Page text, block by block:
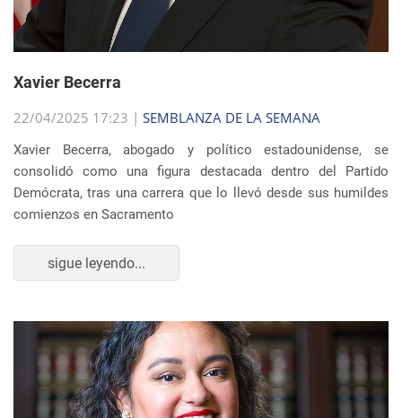
Xavier Becerra
22/04/2025 17:23 | SEMBLANZA DE LA SEMANA
Xavier Becerra, abogado y político estadounidense, se
consolidó como una figura destacada dentro del Partido
Demócrata, tras una carrera que lo llevó desde sus humildes
comienzos en Sacramento
sigue leyendo...